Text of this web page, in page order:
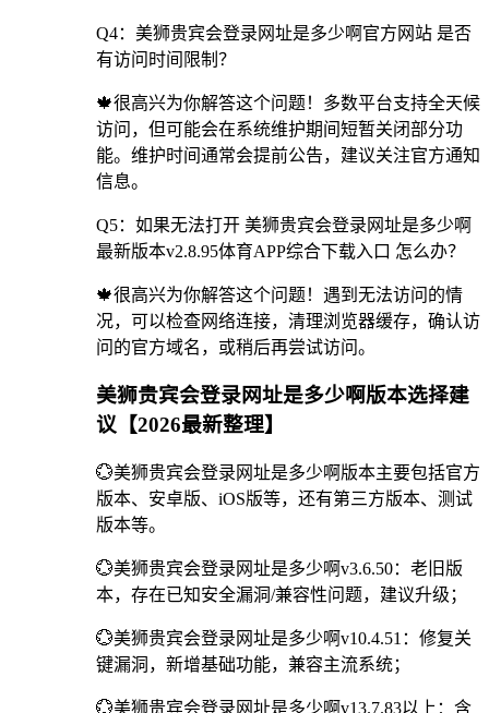
Q4：美狮贵宾会登录网址是多少啊官方网站 是否
有访问时间限制？
🍁很高兴为你解答这个问题！多数平台支持全天候
访问，但可能会在系统维护期间短暂关闭部分功
能。维护时间通常会提前公告，建议关注官方通知
信息。
Q5：如果无法打开 美狮贵宾会登录网址是多少啊
最新版本v2.8.95体育APP综合下载入口 怎么办？
🍁很高兴为你解答这个问题！遇到无法访问的情
况，可以检查网络连接，清理浏览器缓存，确认访
问的官方域名，或稍后再尝试访问。
美狮贵宾会登录网址是多少啊版本选择建
议【2026最新整理】
💮美狮贵宾会登录网址是多少啊版本主要包括官方
版本、安卓版、iOS版等，还有第三方版本、测试
版本等。
💮美狮贵宾会登录网址是多少啊v3.6.50：老旧版
本，存在已知安全漏洞/兼容性问题，建议升级；
💮美狮贵宾会登录网址是多少啊v10.4.51：修复关
键漏洞，新增基础功能，兼容主流系统；
💮美狮贵宾会登录网址是多少啊v13.7.83以上：含